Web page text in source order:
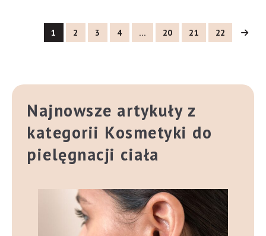
1 2 3 4 … 20 21 22
Najnowsze artykuły z
kategorii Kosmetyki do
pielęgnacji ciała